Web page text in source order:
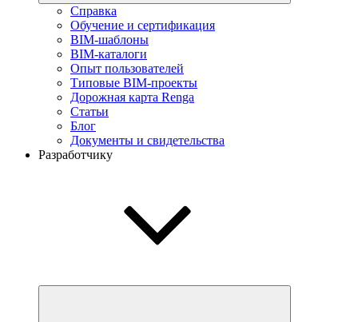
Справка
Обучение и сертификация
BIM-шаблоны
BIM-каталоги
Опыт пользователей
Типовые BIM-проекты
Дорожная карта Renga
Статьи
Блог
Документы и свидетельства
Разработчику